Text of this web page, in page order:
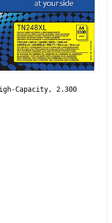
Capacity, 2.300